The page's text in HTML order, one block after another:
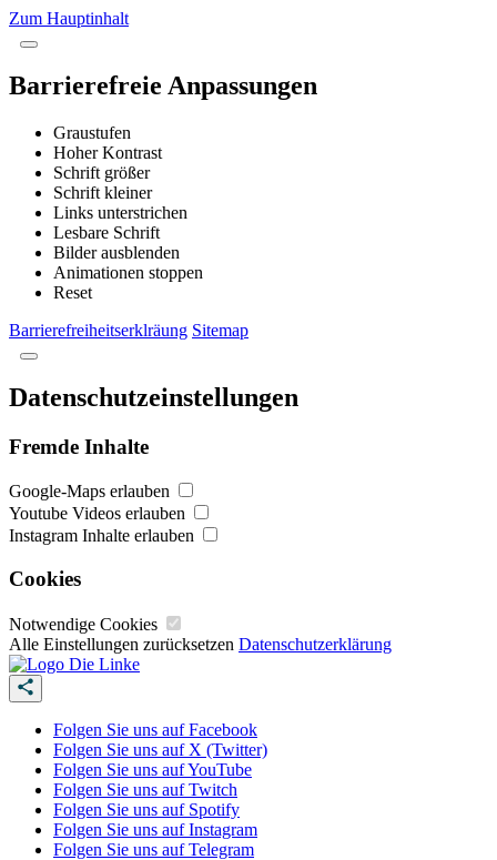
Zum Hauptinhalt
Barrierefreie Anpassungen
Graustufen
Hoher Kontrast
Schrift größer
Schrift kleiner
Links unterstrichen
Lesbare Schrift
Bilder ausblenden
Animationen stoppen
Reset
Barrierefreiheitserklräung Sitemap
Datenschutzeinstellungen
Fremde Inhalte
Google-Maps erlauben
Youtube Videos erlauben
Instagram Inhalte erlauben
Cookies
Notwendige Cookies
Alle Einstellungen zurücksetzen Datenschutzerklärung
Folgen Sie uns auf Facebook
Folgen Sie uns auf X (Twitter)
Folgen Sie uns auf YouTube
Folgen Sie uns auf Twitch
Folgen Sie uns auf Spotify
Folgen Sie uns auf Instagram
Folgen Sie uns auf Telegram